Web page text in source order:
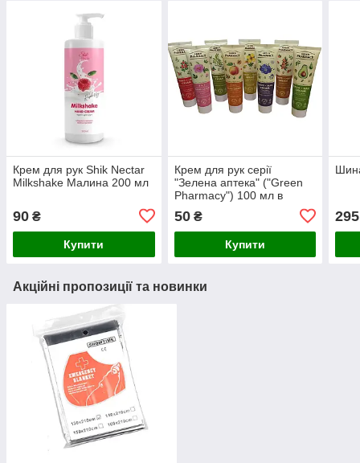
Крем для рук Shik Nectar
Milkshake Малина 200 мл
90 ₴
Купити
Крем для рук серії
"Зелена аптека" ("Green
Pharmacy") 100 мл в
50₴
Купити
295
Акційні пропозиції та новинки